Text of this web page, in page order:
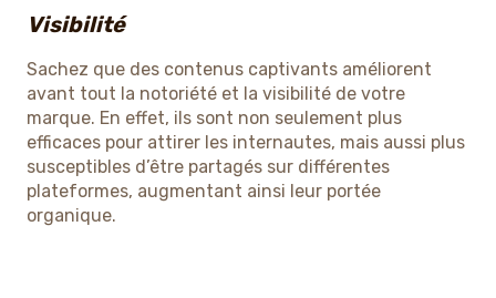
Visibilité
Sachez que des contenus captivants améliorent
avant tout la notoriété et la visibilité de votre
marque. En effet, ils sont non seulement plus
efficaces pour attirer les internautes, mais aussi plus
susceptibles d’être partagés sur différentes
plateformes, augmentant ainsi leur portée
organique.